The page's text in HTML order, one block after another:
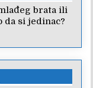
brata ili
da si jedinac?